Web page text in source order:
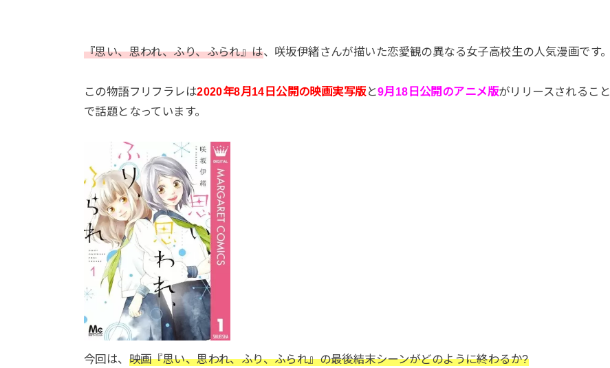
『思い、思われ、ふり、ふられ』は、咲坂伊緒さんが描いた恋愛観の異なる女子高校生の人気漫画です。
この物語フリフラレは2020年8月14日公開の映画実写版 と9月18日公開のアニメ版がリリースされること
で話題となっています。
今回は、 映画『思い、思われ、ふり、ふられ』の最後結末シーンがどのように終わるか?